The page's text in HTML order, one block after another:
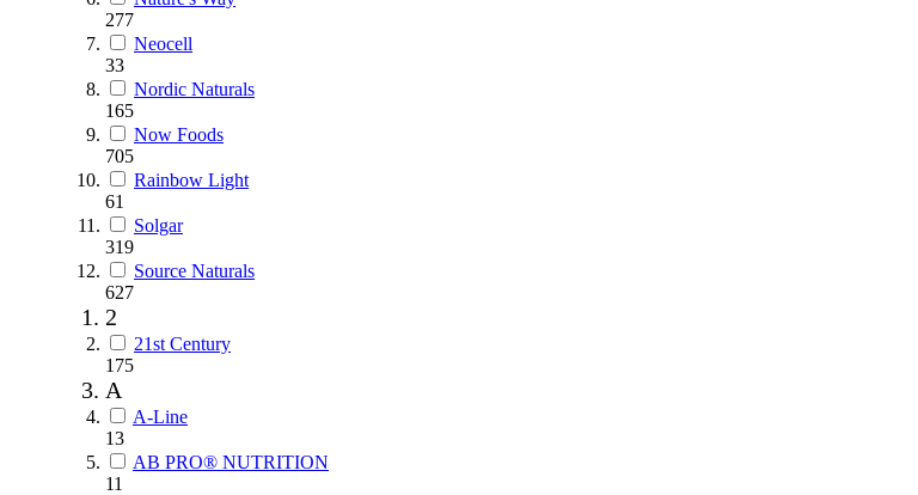
277
Neocell
33
Nordic Naturals
165
Now Foods
705
Rainbow Light
61
Solgar
319
Source Naturals
627
2
21st Century
175
A
A-Line
13
AB PRO® NUTRITION
11